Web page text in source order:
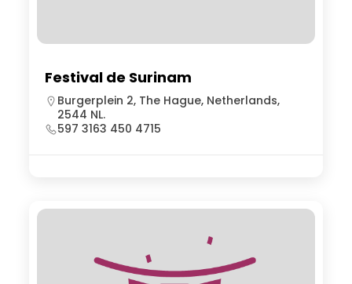
Festival de Surinam
Burgerplein 2, The Hague, Netherlands,
2544 NL.
597 3163 450 4715